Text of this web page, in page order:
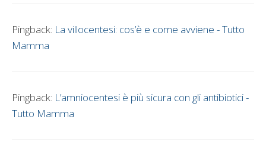
Pingback: La villocentesi: cos’è e come avviene - Tutto
Mamma
Pingback: L’amniocentesi è più sicura con gli antibiotici -
Tutto Mamma